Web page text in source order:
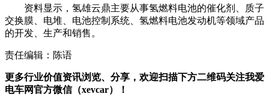
资料显示，氢雄云鼎主要从事氢燃料电池的催化剂、质子
交换膜、电堆、电池控制系统、氢燃料电池发动机等领域产品
的开发、生产和销售。
责任编辑：陈语
更多行业价值资讯浏览、分享，欢迎扫描下方二维码关注我爱
电车网官方微信（xevcar）！